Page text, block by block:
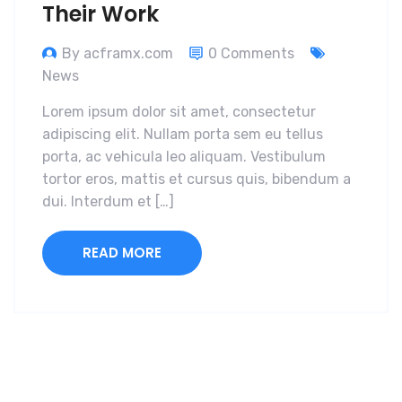
Their Work
By acframx.com
0 Comments
News
Lorem ipsum dolor sit amet, consectetur
adipiscing elit. Nullam porta sem eu tellus
porta, ac vehicula leo aliquam. Vestibulum
tortor eros, mattis et cursus quis, bibendum a
dui. Interdum et […]
READ MORE